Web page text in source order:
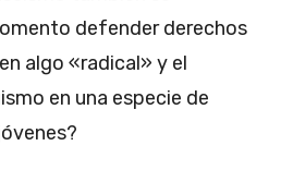
defender derechos
algo «radical» y el
en una especie de